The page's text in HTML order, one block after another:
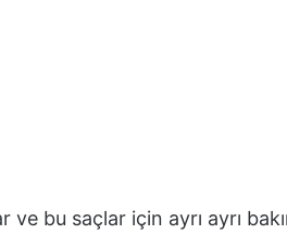
bu saçlar için ayrı ayrı